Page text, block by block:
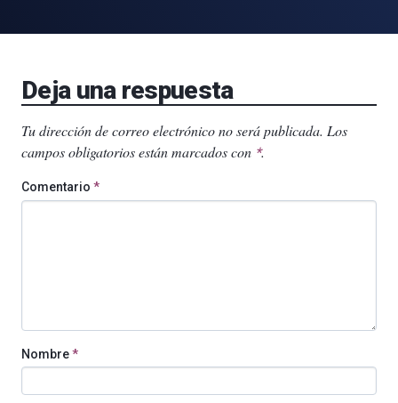
Deja una respuesta
Tu dirección de correo electrónico no será publicada. Los
campos obligatorios están marcados con *.
Comentario *
Nombre*